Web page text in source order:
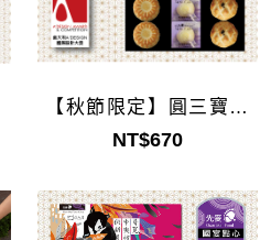
【秋節限定】圓三寶禮
盒9入(企業採購)
NT$670